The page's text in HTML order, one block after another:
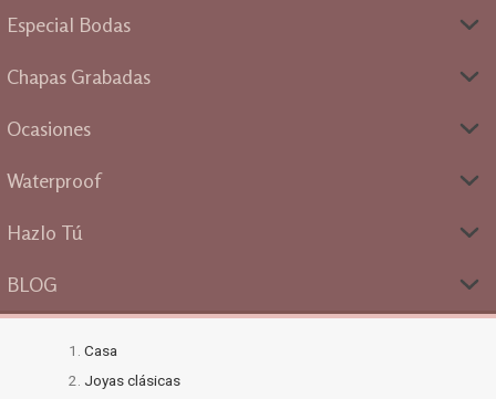
Especial Bodas
Chapas Grabadas
Ocasiones
Waterproof
Hazlo Tú
BLOG
Casa
Joyas clásicas